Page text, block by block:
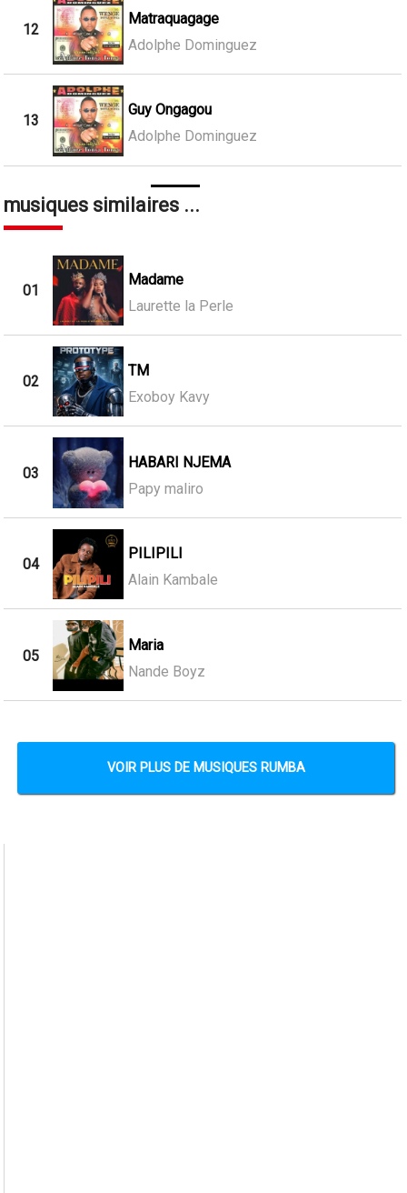
12
Matraquagage
Adolphe Dominguez
13
Guy Ongagou
Adolphe Dominguez
musiques similaires ...
01
Madame
Laurette la Perle
02
TM
Exoboy Kavy
03
HABARI NJEMA
Papy maliro
04
PILIPILI
Alain Kambale
05
Maria
Nande Boyz
VOIR PLUS DE MUSIQUES RUMBA